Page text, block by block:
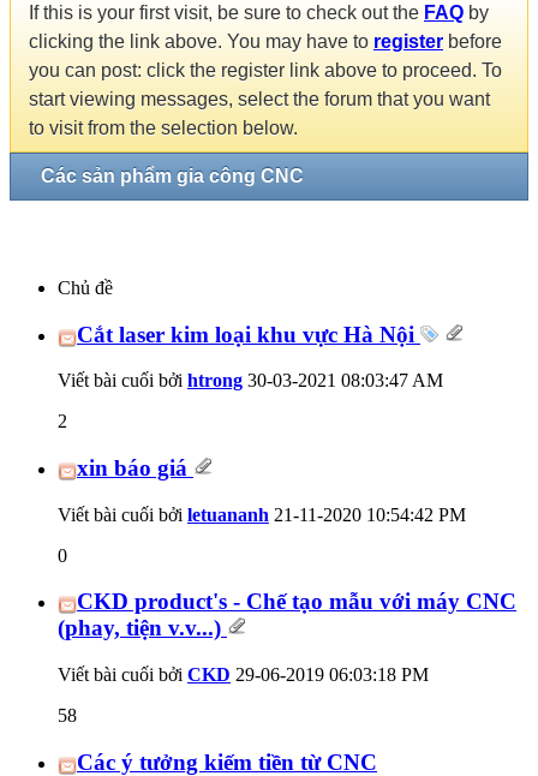
If this is your first visit, be sure to check out the FAQ by
clicking the link above. You may have to register before
you can post: click the register link above to proceed. To
start viewing messages, select the forum that you want
to visit from the selection below.
Các sản phẩm gia công CNC
Chủ đề
Cắt laser kim loại khu vực Hà Nội
Viết bài cuối bởi htrong 30-03-2021 08:03:47 AM
2
xin báo giá
Viết bài cuối bởi letuananh 21-11-2020 10:54:42 PM
0
CKD product's - Chế tạo mẫu với máy CNC
(phay, tiện v.v...)
Viết bài cuối bởi CKD 29-06-2019 06:03:18 PM
58
Các ý tưởng kiếm tiền từ CNC